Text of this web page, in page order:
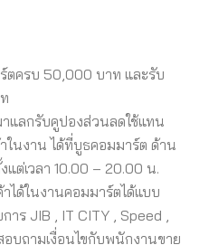
ตครบ 50,000 บาท และรับ
แลกรับคูปองส่วนลดใช้แทน
ในงาน ได้ที่บูธคอมมาร์ต ด้าน
ต่เวลา 10.00 – 20.00 น.
ได้ในงานคอมมาร์ตได้แบบ
ร JIB , IT CITY , Speed ,
บถามเงื่อนไขกับพนักงานขาย